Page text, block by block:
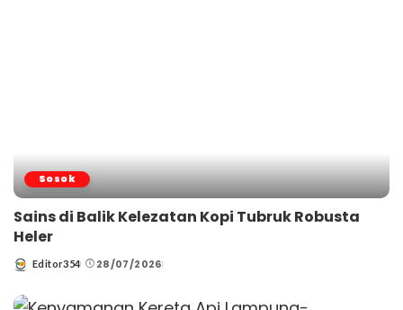
Sosok
Sains di Balik Kelezatan Kopi Tubruk Robusta
Heler
Posted
Editor354 28/07/2026